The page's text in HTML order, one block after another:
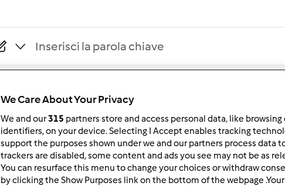
Ordina per:
I risultati più recenti
10
We Care About Your Privacy
We and our315 partners store and access personal data, like
identifiers, on your device. Selecting I Accept enables tracking
support the purposes shown under we and our partners process data
trackers are disabled, some content and ads you see may not be as
You can resurface this menu to change your choices or withdraw
by clicking the Show Purposes link on the bottom of the webpage